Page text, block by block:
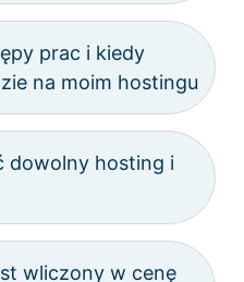
prac i kiedy
na moim hostingu
dowolny hosting i
wliczony w cenę